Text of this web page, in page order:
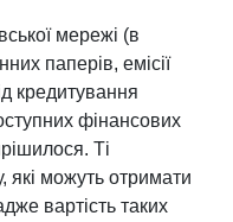
мережі (в
паперів, емісії
кредитування
фінансових
Ті
які можуть отримати
вартість таких